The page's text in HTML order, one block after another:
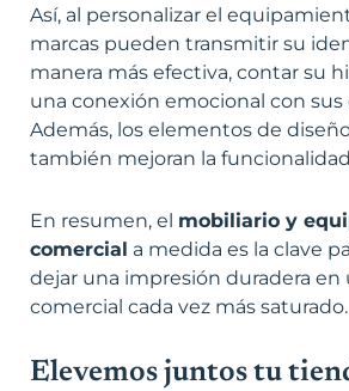
Así, al personalizar el
marcas pueden transmitir su
manera más efectiva, contar su
una conexión emocional con sus
Además, los elementos de
también mejoran la
En resumen, el mobiliario y
comercial a medida es la clave
dejar una impresión duradera
comercial cada vez más saturado.
Elevemos juntos tu